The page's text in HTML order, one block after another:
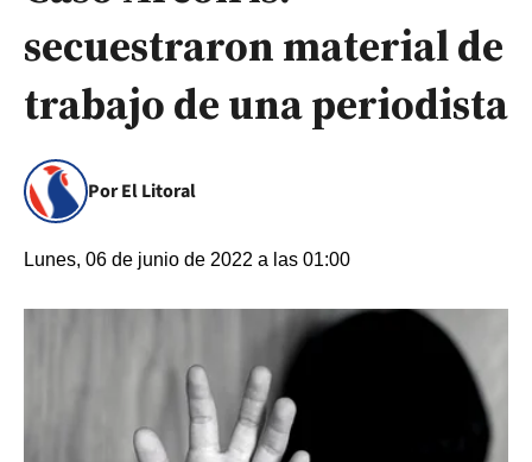
secuestraron material de
trabajo de una periodista
Por El Litoral
Lunes, 06 de junio de 2022 a las 01:00